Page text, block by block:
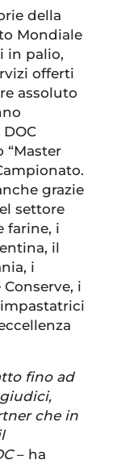
della
Mondiale
in palio,
offerti
assoluto
“Master
grazie
settore
farine, i
il
i
i
fino ad
che in
– ha